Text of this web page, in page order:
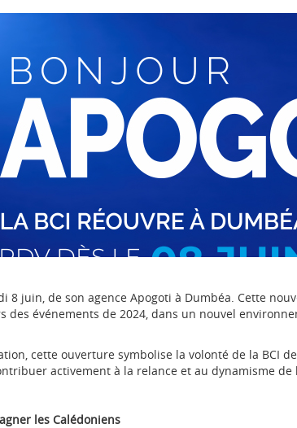
8 juin, de son agence Apogoti à Dumbéa. Cette
des événements de 2024, dans un nouvel
cette ouverture symbolise la volonté de la BCI
activement à la relance et au dynamisme de
les Calédoniens